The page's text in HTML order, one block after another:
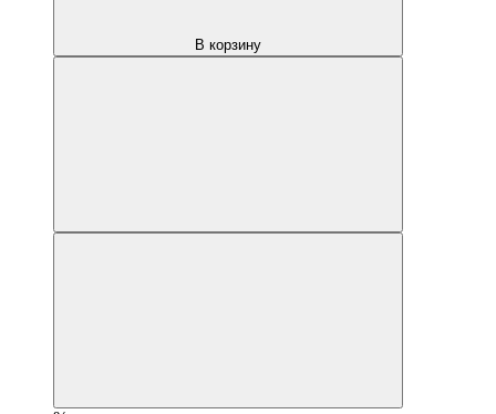
В корзину